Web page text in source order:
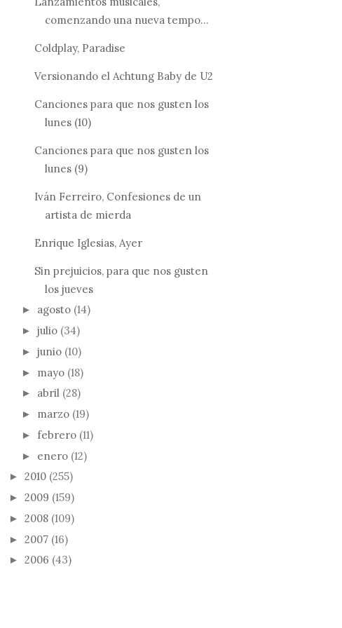
comenzando una nueva tempo...
Coldplay, Paradise
Versionando el Achtung Baby de U2
Canciones para que nos gusten los
lunes (10)
Canciones para que nos gusten los
lunes (9)
Iván Ferreiro, Confesiones de un
artista de mierda
Enrique Iglesias, Ayer
Sin prejuicios, para que nos gusten
los jueves
► agosto (14)
► julio (34)
► junio (10)
► mayo (18)
► abril (28)
► marzo (19)
► febrero (11)
► enero (12)
► 2010 (255)
► 2009 (159)
► 2008 (109)
► 2007 (16)
► 2006 (43)